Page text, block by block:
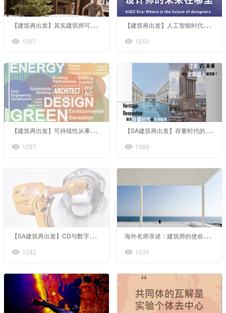
【
建筑再出发】其实建筑师可以做地产商你知道吗？
1567
【
建筑再出发】人工智能时代：设计师的未来在哪里？
1650
【
建筑再出发】可持续性从事建筑设计
1297
【
SA建筑再出发】存量时代的生存法则
1389
【
SA建筑再出发】CD与数字建造跑路指南
1242
海
外名师亲述：建筑师的使命与挑战
1635